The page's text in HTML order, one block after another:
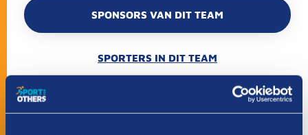
SPONSORS VAN DIT TEAM
SPORTERS IN DIT TEAM
Steun dit team